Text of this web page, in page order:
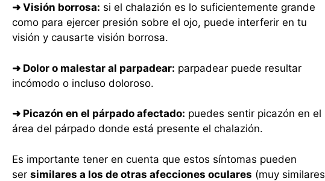
➜ Visión borrosa: si el chalazión es lo suficientemente grande
como para ejercer presión sobre el ojo, puede interferir en tu
visión y causarte visión borrosa.
➜ Dolor o malestar al parpadear: parpadear puede resultar
incómodo o incluso doloroso.
➜ Picazón en el párpado afectado: puedes sentir picazón en el
área del párpado donde está presente el chalazión.
Es importante tener en cuenta que estos síntomas pueden
ser similares a los de otras afecciones oculares (muy similares